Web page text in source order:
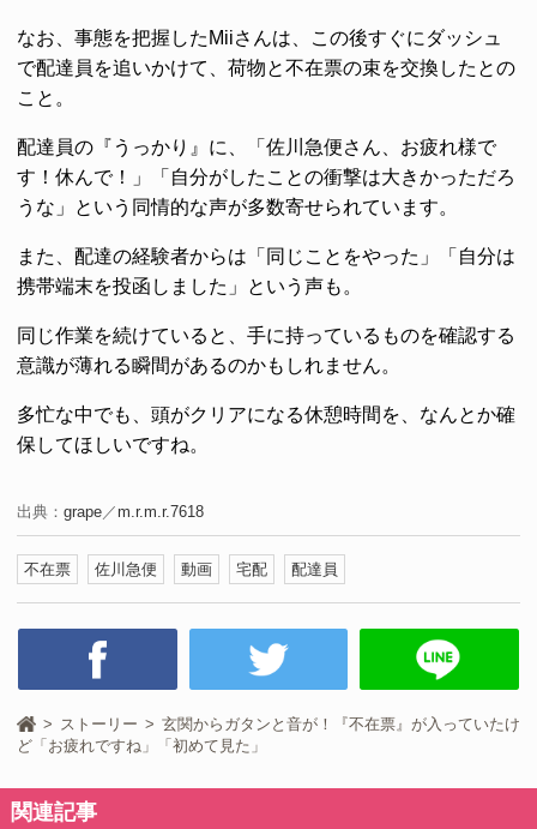
なお、事態を把握したMiiさんは、この後すぐにダッシュ
で配達員を追いかけて、荷物と不在票の束を交換したとの
こと。
配達員の『うっかり』に、「佐川急便さん、お疲れ様で
す！休んで！」「自分がしたことの衝撃は大きかっただろ
うな」という同情的な声が多数寄せられています。
また、配達の経験者からは「同じことをやった」「自分は
携帯端末を投函しました」という声も。
同じ作業を続けていると、手に持っているものを確認する
意識が薄れる瞬間があるのかもしれません。
多忙な中でも、頭がクリアになる休憩時間を、なんとか確
保してほしいですね。
出典： grape ／m.r.m.r.7618
不在票 佐川急便 動画 宅配 配達員
ストーリー
玄関からガタンと音が！『不在票』が入っていたけ
ど「お疲れですね」「初めて見た」
関連記事